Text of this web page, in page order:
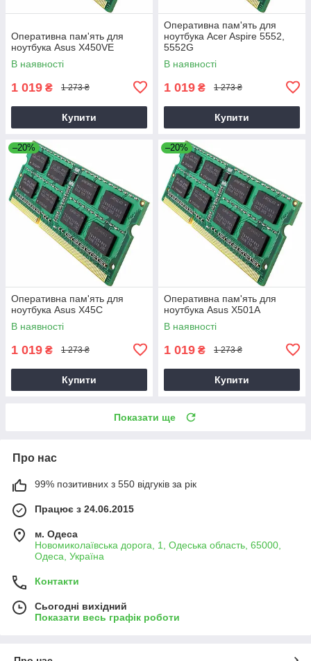
Оперативна пам'ять для
ноутбука Asus X450VE
В наявності
1 019 ₴ 1 273 ₴
Купити
Оперативна пам'ять для
ноутбука Acer Aspire 5552,
5552G
В наявності
1 019 ₴ 1 273 ₴
Купити
–20%
Оперативна пам'ять для
ноутбука Asus X45C
В наявності
1 019 ₴ 1 273 ₴
Купити
–20%
Оперативна пам'ять для
ноутбука Asus X501A
В наявності
1 019 ₴ 1 273 ₴
Купити
Показати ще
Про нас
99% позитивних з 550 відгуків за рік
Працює з 24.06.2015
м. Одеса
Новомиколаївська дорога, 1, Одеська область, 65000,
Одеса, Україна
Контакти
Сьогодні вихідний
Показати весь графік роботи